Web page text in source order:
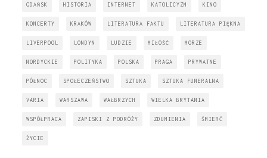
GDAŃSK HISTORIA INTERNET KATOLICYZM KINO
KONCERTY KRAKÓW LITERATURA FAKTU LITERATURA PIĘKNA
LIVERPOOL LONDYN LUDZIE MIŁOŚĆ MORZE
NORDYCKIE POLITYKA POLSKA PRAGA PRYWATNE
PÓŁNOC SPOŁECZEŃSTWO SZTUKA SZTUKA FUNERALNA
VARIA WARSZAWA WAŁBRZYCH WIELKA BRYTANIA
WSPÓŁPRACA ZAPISKI Z PODRÓŻY ZDUMIENIA ŚMIERĆ
ŻYCIE